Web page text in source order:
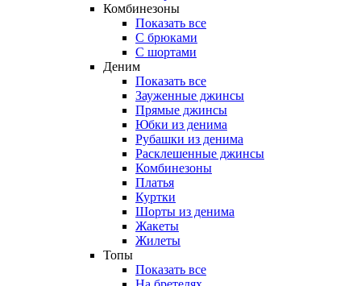
Комбинезоны
Показать все
С брюками
С шортами
Деним
Показать все
Зауженные джинсы
Прямые джинсы
Юбки из денима
Рубашки из денима
Расклешенные джинсы
Комбинезоны
Платья
Куртки
Шорты из денима
Жакеты
Жилеты
Топы
Показать все